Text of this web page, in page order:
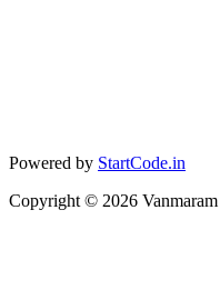
Powered by StartCode.in
Copyright © 2026 Vanmaram